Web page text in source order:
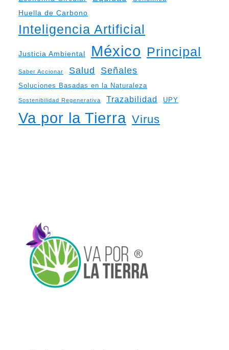
Huella de Carbono
Inteligencia Artificial
Justicia Ambiental México Principal
Saber Accionar Salud Señales
Soluciones Basadas en la Naturaleza
Sostenibilidad Regenerativa Trazabilidad UPY
Va por la Tierra Virus